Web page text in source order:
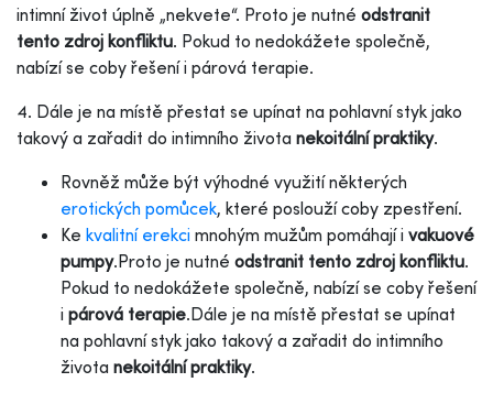
intimní život úplně „nekvete“. Proto je nutné odstranit
tento zdroj konfliktu. Pokud to nedokážete společně,
nabízí se coby řešení i párová terapie.
4. Dále je na místě přestat se upínat na pohlavní styk jako
takový a zařadit do intimního života nekoitální praktiky.
Rovněž může být výhodné využití některých
erotických pomůcek, které poslouží coby zpestření.
Ke kvalitní erekci mnohým mužům pomáhají i vakuové
pumpy.Proto je nutné odstranit tento zdroj konfliktu.
Pokud to nedokážete společně, nabízí se coby řešení
i párová terapie.Dále je na místě přestat se upínat
na pohlavní styk jako takový a zařadit do intimního
života nekoitální praktiky.